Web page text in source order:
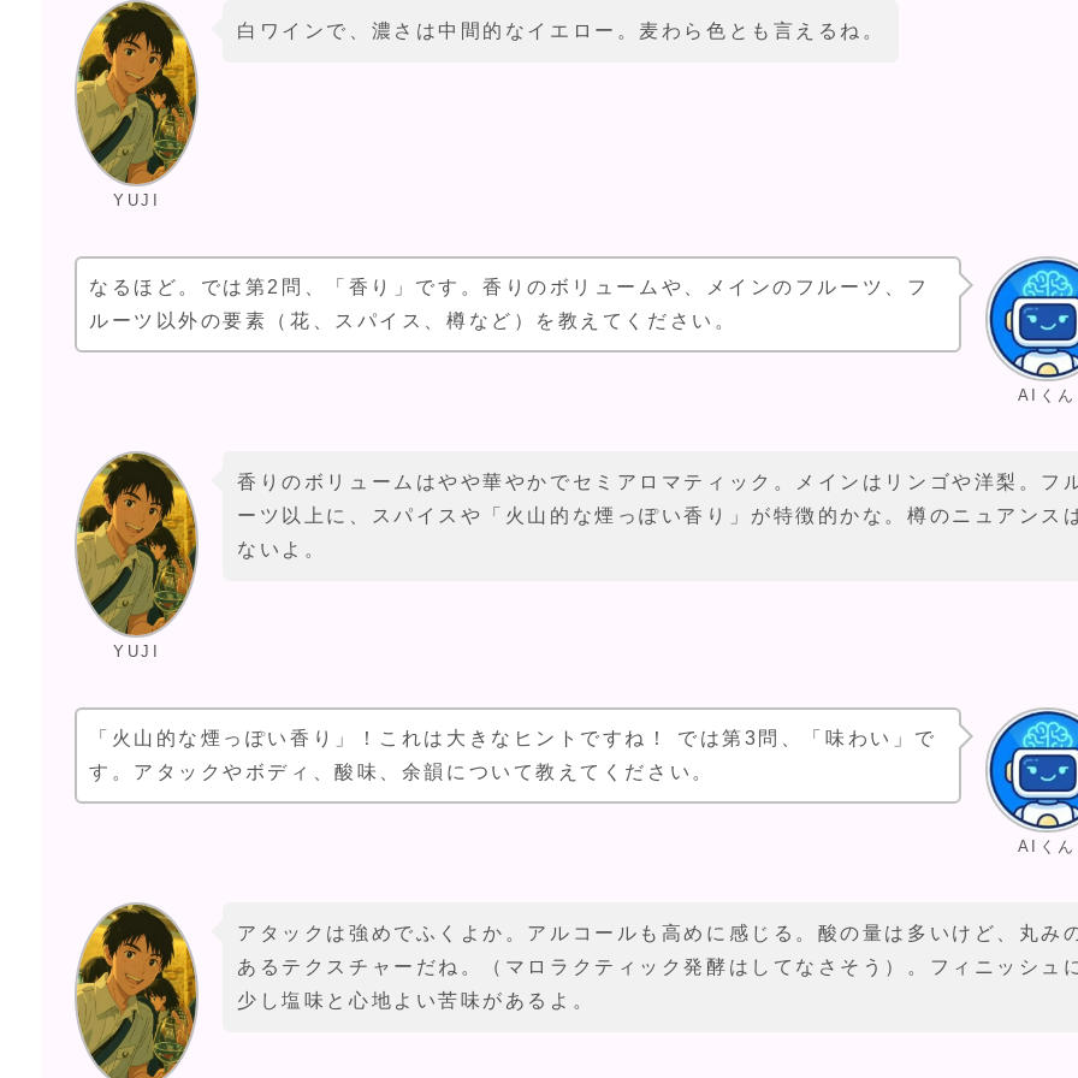
YUJI
白ワインで、濃さは中間的なイエロー。麦わら色とも言えるね。
AIくん
なるほど。では第2問、「香り」です。香りのボリュームや、メインのフルーツ、フ
ルーツ以外の要素（花、スパイス、樽など）を教えてください。
YUJI
香りのボリュームはやや華やかでセミアロマティック。メインはリンゴや洋梨。フ
ーツ以上に、スパイスや「火山的な煙っぽい香り」が特徴的かな。樽のニュアンス
ないよ。
AIくん
「火山的な煙っぽい香り」！これは大きなヒントですね！ では第3問、「味わい」で
す。アタックやボディ、酸味、余韻について教えてください。
アタックは強めでふくよか。アルコールも高めに感じる。酸の量は多いけど、丸み
あるテクスチャーだね。（マロラクティック発酵はしてなさそう）。フィニッシュ
少し塩味と心地よい苦味があるよ。